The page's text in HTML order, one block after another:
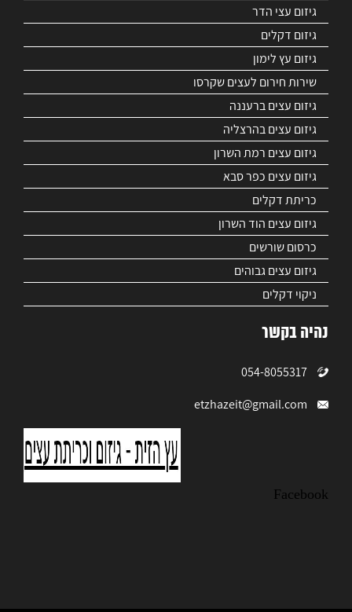
גיזום עצי הדר
גיזום דקלים
גיזום עץ לימון
שירות חירום לעצים שקרסו
גיזום עצים ברעננה
גיזום עצים בהרצליה
גיזום עצים רמת השרון
גיזום עצים כפר סבא
כריתת דקלים
גיזום עצים הוד השרון
כרסום שורשים
גיזום עצים גבוהים
ניקוי דקלים
נהיה בקשר
054-8055317
etzhazeit@gmail.com
Facebook